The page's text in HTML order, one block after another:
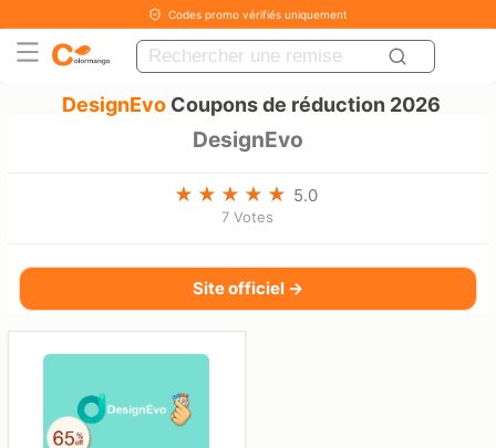
Codes promo vérifiés uniquement
DesignEvo Coupons de réduction 2026
DesignEvo
5.0
7 Votes
Site officiel →